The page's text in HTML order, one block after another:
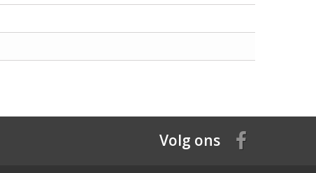
Volg ons